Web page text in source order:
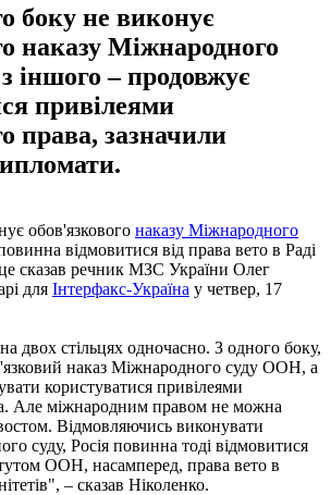
боку не виконує
наказу Міжнародного
іншого – продовжує
привілеями
права, зазначили
обов'язкового наказу Міжнародного
відмовитися від права вето в Раді
сказав речник МЗС України Олег
для Інтерфакс-Україна у четвер, 17
двох стільцях одночасно. З одного боку,
наказ Міжнародного суду ООН, а
користуватися привілеями
Але міжнародним правом не можна
Відмовляючись виконувати
суду, Росія повинна тоді відмовитися
ООН, насамперед, права вето в
– сказав Ніколенко.